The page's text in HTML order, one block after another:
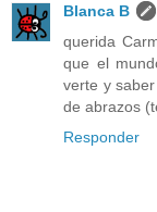
Blanca B
querida
que el
verte y
de abrazos
Responder